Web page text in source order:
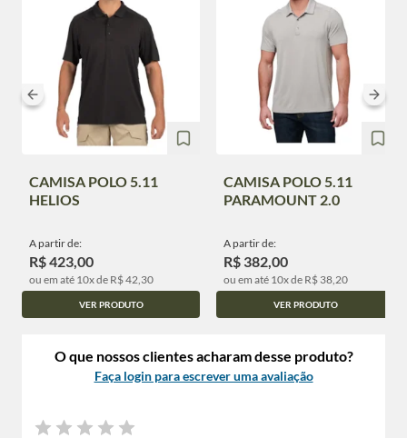
CAMISA POLO 5.11
HELIOS
A partir de:
R$ 423,00
ou em até 10x de R$ 42,30
VER PRODUTO
CAMISA POLO 5.11
PARAMOUNT 2.0
A partir de:
R$ 382,00
ou em até 10x de R$ 38,20
VER PRODUTO
O que nossos clientes acharam desse produto?
Faça login para escrever uma avaliação